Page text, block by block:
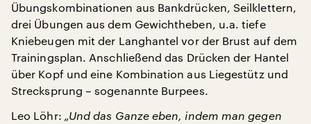
Übungskombinationen aus Bankdrücken, Seilklettern,
drei Übungen aus dem Gewichtheben, u.a. tiefe
Kniebeugen mit der Langhantel vor der Brust auf dem
Trainingsplan. Anschließend das Drücken der Hantel
über Kopf und eine Kombination aus Liegestütz und
Strecksprung – sogenannte Burpees.
Leo Löhr: „Und das Ganze eben, indem man gegen